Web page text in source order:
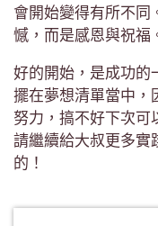
會開始變得有所不同
憾，而是感恩與祝福
好的開始，是成功的
擺在夢想清單當中，
努力，搞不好下次可
請繼續給大叔更多實
的！